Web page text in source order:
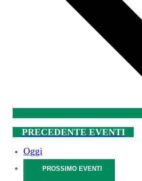
PRECEDENTE EVENTI
Oggi
PROSSIMO EVENTI